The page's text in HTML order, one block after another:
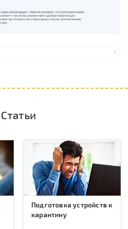
Статьи
Подготовка устройств к
карантину